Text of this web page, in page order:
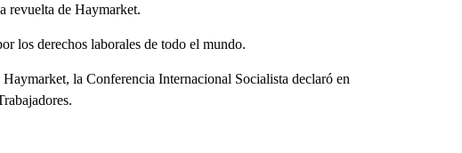
revuelta de Haymarket.
los derechos laborales de todo el mundo.
la Conferencia Internacional Socialista declaró en